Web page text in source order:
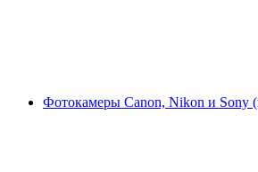
Фотокамеры Canon, Nikon и Sony